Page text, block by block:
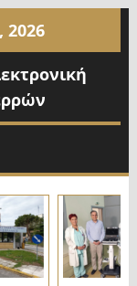
2026